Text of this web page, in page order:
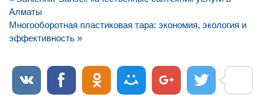
по
записям
Алматы
Многооборотная пластиковая тара: экономия, экология и
эффективность »